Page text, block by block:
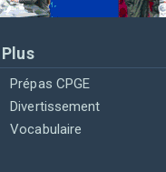
Plus
Prépas CPGE
Divertissement
Vocabulaire